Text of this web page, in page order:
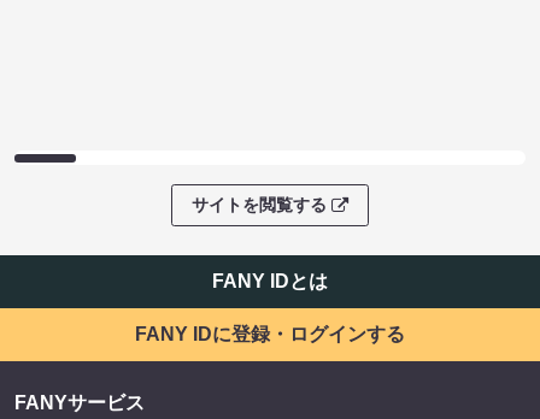
サイトを閲覧する
FANY IDとは
FANY IDに登録・ログインする
FANYサービス